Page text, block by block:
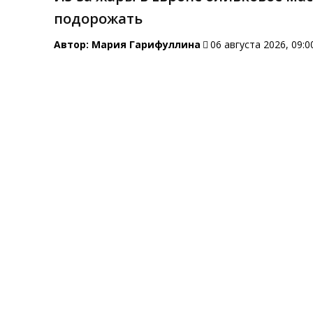
подорожать
Автор: Мария Гарифуллина 06 августа 2026,